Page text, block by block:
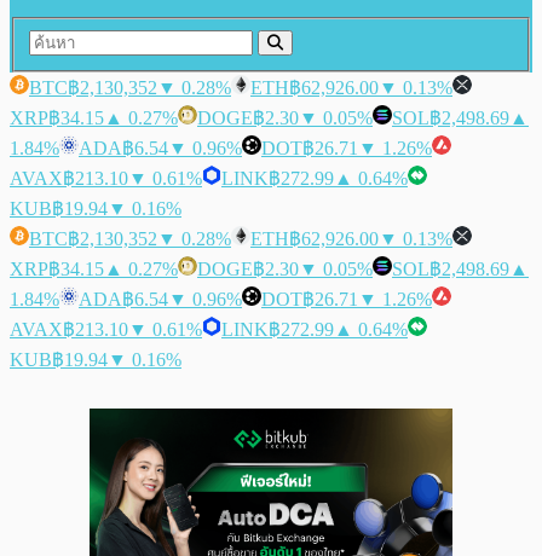
BTC฿2,130,352 ▼ 0.28% ETH฿62,926.00▼ 0.13%
XRP฿34.15 ▲ 0.27% DOGE฿2.30▼ 0.05% SOL฿2,498.69 ▲
1.84%
ADA฿6.54▼ 0.96% DOT฿26.71 ▼ 1.26%
AVAX฿213.10▼ 0.61% LINK฿272.99 ▲ 0.64%
KUB฿19.94▼ 0.16%
BTC฿2,130,352 ▼ 0.28% ETH฿62,926.00▼ 0.13%
XRP฿34.15 ▲ 0.27% DOGE฿2.30▼ 0.05% SOL฿2,498.69 ▲
1.84%
ADA฿6.54▼ 0.96% DOT฿26.71 ▼ 1.26%
AVAX฿213.10▼ 0.61% LINK฿272.99 ▲ 0.64%
KUB฿19.94▼ 0.16%